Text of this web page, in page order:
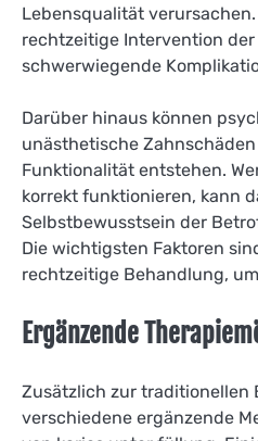
Lebensqualität
rechtzeitige Intervention der
schwerwiegende
Darüber hinaus können
unästhetische
Funktionalität entstehen.
korrekt funktionieren, kann
Selbstbewusstsein der
Die wichtigsten Faktoren
rechtzeitige Behandlung,
Ergänzende
Zusätzlich zur traditionellen
verschiedene ergänzende